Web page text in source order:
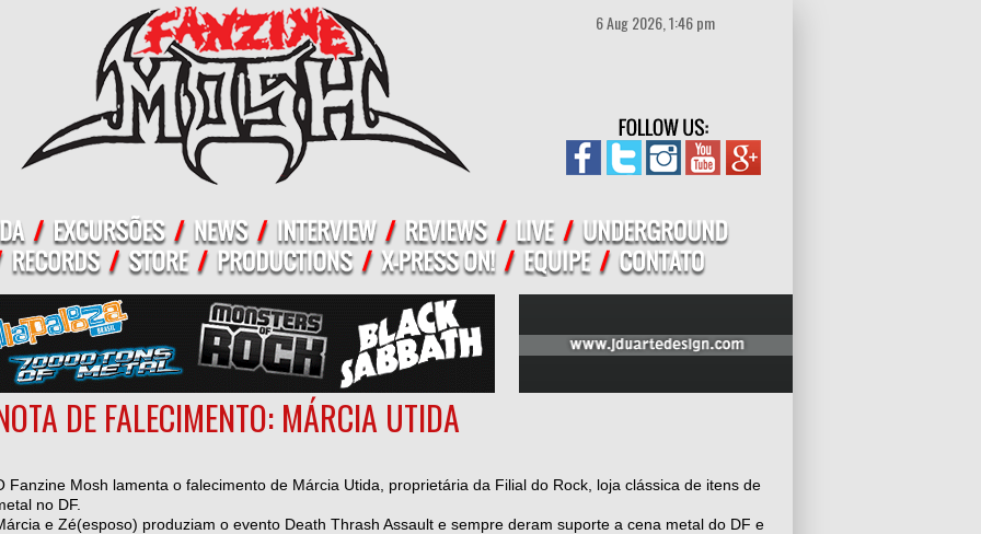
6 Aug 2026, 1:46 pm
DE FALECIMENTO: MÁRCIA UTIDA
Fanzine Mosh lamenta o falecimento de Márcia Utida, proprietária da Filial do Rock, loja clássica de itens de
no DF.
e Zé(esposo) produziam o evento Death Thrash Assault e sempre deram suporte a cena metal do DF e